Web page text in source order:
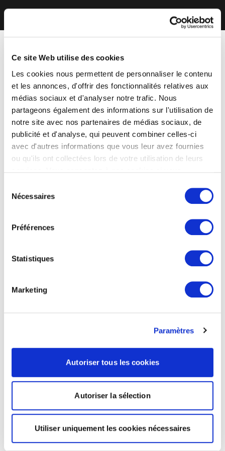
Ce site Web utilise des cookies
Les cookies nous permettent de personnaliser le contenu
et les annonces, d'offrir des fonctionnalités relatives aux
médias sociaux et d'analyser notre trafic. Nous
partageons également des informations sur l'utilisation de
notre site avec nos partenaires de médias sociaux, de
publicité et d'analyse, qui peuvent combiner celles-ci
avec d'autres informations que vous leur avez fournies
ou qu'ils ont collectées lors de votre utilisation de leurs
Nécessaires
Préférences
Statistiques
Marketing
Paramètres
Autoriser tous les cookies
Autoriser la sélection
Utiliser uniquement les cookies nécessaires